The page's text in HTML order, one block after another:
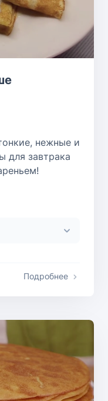
нежные и
для завтрака
Подробнее